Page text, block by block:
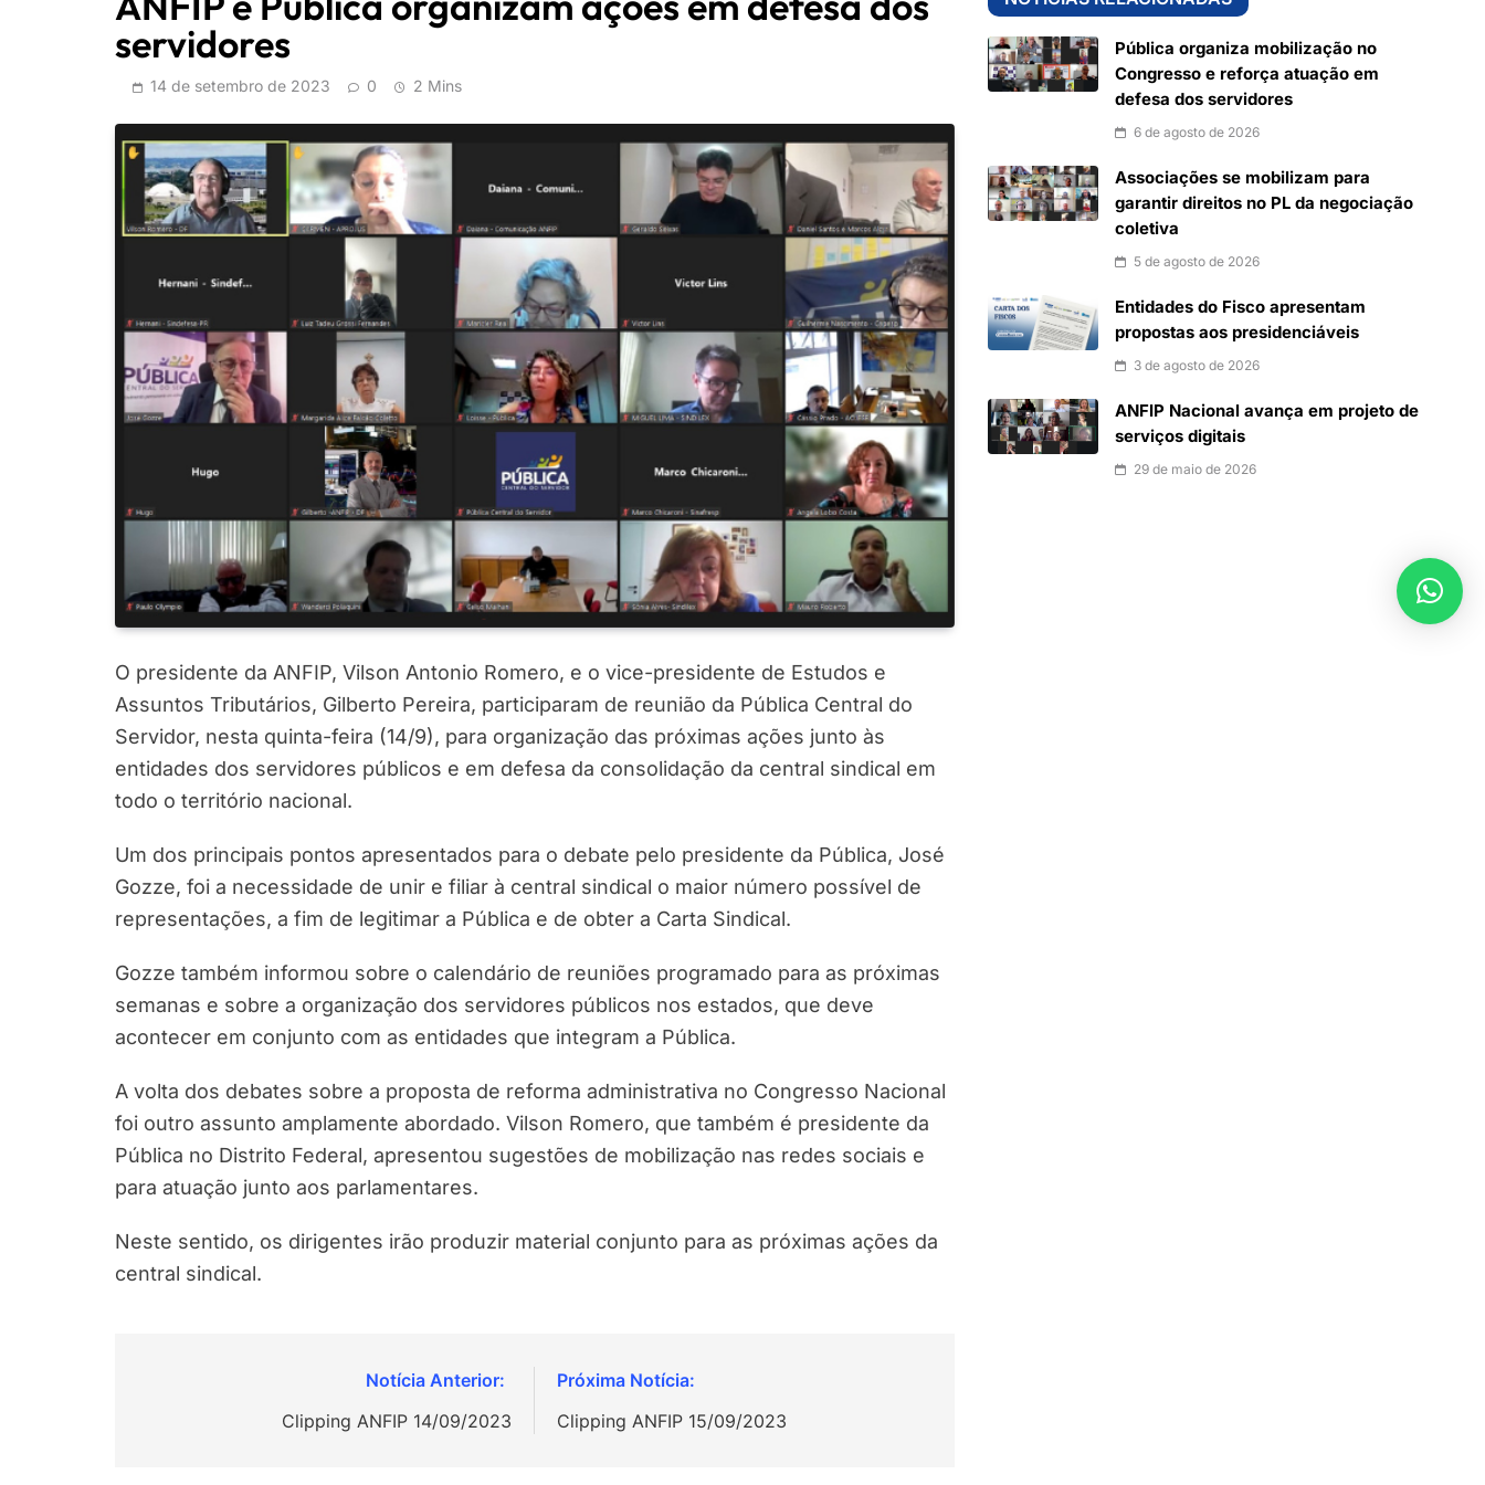
servidores
14 de setembro de 2023 0 2 Mins
O presidente da ANFIP, Vilson Antonio Romero, e o vice-presidente de Estudos e
Assuntos Tributários, Gilberto Pereira, participaram de reunião da Pública Central do
Servidor, nesta quinta-feira (14/9), para organização das próximas ações junto às
entidades dos servidores públicos e em defesa da consolidação da central sindical em
todo o território nacional.
Um dos principais pontos apresentados para o debate pelo presidente da Pública, José
Gozze, foi a necessidade de unir e filiar à central sindical o maior número possível de
representações, a fim de legitimar a Pública e de obter a Carta Sindical.
Gozze também informou sobre o calendário de reuniões programado para as próximas
semanas e sobre a organização dos servidores públicos nos estados, que deve
acontecer em conjunto com as entidades que integram a Pública.
A volta dos debates sobre a proposta de reforma administrativa no Congresso Nacional
foi outro assunto amplamente abordado. Vilson Romero, que também é presidente da
Pública no Distrito Federal, apresentou sugestões de mobilização nas redes sociais e
para atuação junto aos parlamentares.
Neste sentido, os dirigentes irão produzir material conjunto para as próximas ações da
central sindical.
Clipping ANFIP 14/09/2023 Clipping ANFIP 15/09/2023
Pública organiza mobilização no
Congresso e reforça atuação em
defesa dos servidores
6 de agosto de 2026
Associações se mobilizam para
garantir direitos no PL da negociação
coletiva
5 de agosto de 2026
Entidades do Fisco apresentam
propostas aos presidenciáveis
3 de agosto de 2026
ANFIP Nacional avança em projeto de
serviços digitais
29 de maio de 2026